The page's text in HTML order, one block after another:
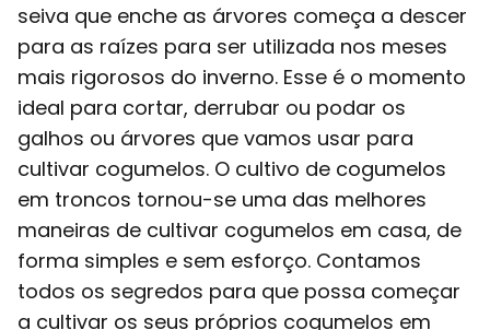
seiva que enche as árvores começa a descer
para as raízes para ser utilizada nos meses
mais rigorosos do inverno. Esse é o momento
ideal para cortar, derrubar ou podar os
galhos ou árvores que vamos usar para
cultivar cogumelos. O cultivo de cogumelos
em troncos tornou-se uma das melhores
maneiras de cultivar cogumelos em casa, de
forma simples e sem esforço. Contamos
todos os segredos para que possa começar
a cultivar os seus próprios cogumelos em